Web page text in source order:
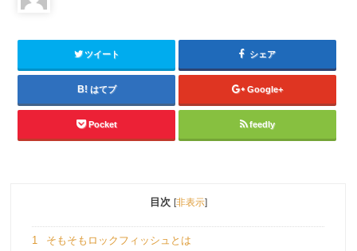
ツイート シェア
はてブ Google+
Pocket feedly
目次 [非表示]
1 そもそもロックフィッシュとは